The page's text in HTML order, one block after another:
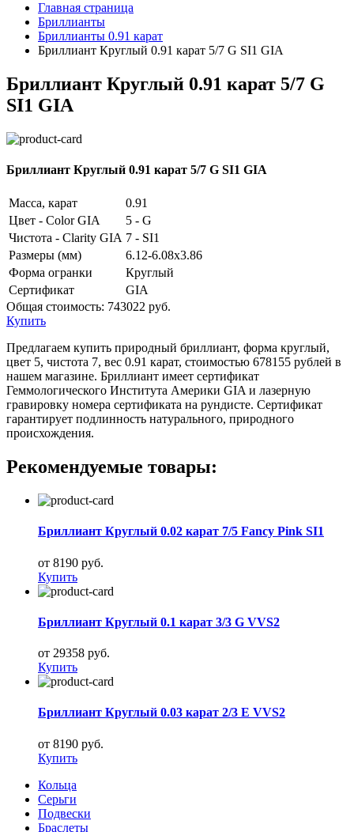
Главная страница
Бриллианты
Бриллианты 0.91 карат
Бриллиант Круглый 0.91 карат 5/7 G SI1 GIA
Бриллиант Круглый 0.91 карат 5/7 G
SI1 GIA
Бриллиант Круглый 0.91 карат 5/7 G SI1 GIA
Масса, карат
0.91
Цвет - Color GIA
5 - G
Чистота - Clarity GIA 7 - SI1
Размеры (мм)
6.12-6.08x3.86
Форма огранки
Круглый
Сертификат
GIA
Общая стоимость: 743022 руб.
Купить
Предлагаем купить природный бриллиант, форма круглый,
цвет 5, чистота 7, вес 0.91 карат, стоимостью 678155 рублей в
нашем магазине. Бриллиант имеет сертификат
Геммологического Института Америки GIA и лазерную
гравировку номера сертификата на рундисте. Сертификат
гарантирует подлинность натурального, природного
происхождения.
Рекомендуемые товары:
Бриллиант Круглый 0.02 карат 7/5 Fancy Pink SI1
от 8190 руб.
Купить
Бриллиант Круглый 0.1 карат 3/3 G VVS2
от 29358 руб.
Купить
Бриллиант Круглый 0.03 карат 2/3 E VVS2
от 8190 руб.
Купить
Кольца
Серьги
Подвески
Браслеты